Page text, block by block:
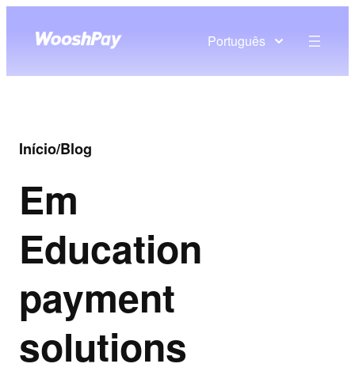
Português
Início/Blog
Em
Education
payment
solutions